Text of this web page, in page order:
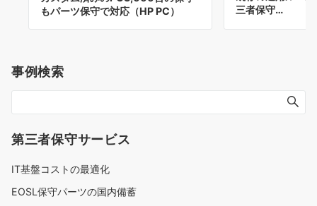
もパーツ保守で対応（HP PC）
三者保守…
事例検索
第三者保守サービス
IT基盤コストの最適化
EOSL保守パーツの国内備蓄